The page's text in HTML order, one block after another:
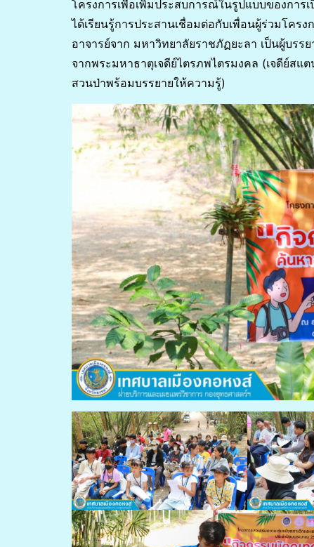
โครงการเพื่อเพิ่มประสบการณ์ในรูปแบบของการ
ได้เรียนรู้การประสานเชื่อมต่อกับเพื่อนผู้ร่วมโค
อาจารย์จาก มหาวิทยาลัยราชภัฏยะลา เป็นผู้บรร
จากพระมหาธาตุเจดีย์ไตรภพไตรมงคล (เจดีย์สแ
สวนป่าพร้อมบรรยายให้ความรู้)